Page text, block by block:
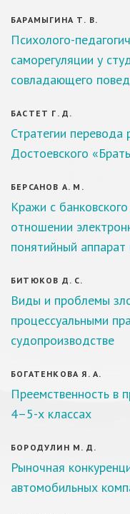
БАРАМЫГИНА Т. В.
Психолого-
саморегуляции у
совладающего
БАСТЕТ Г. Д.
Стратегии
Достоевского
БЕРСАНОВ А. М.
Кражи с
отношении
понятийный аппарат
БИТЮКОВ Д. С.
Виды и проблемы
процессуальными
судопроизводстве
БОГАТЕНКОВА Я. А.
Преемственность в
4–5-х классах
БОРОДУЛИН М. Д.
Рыночная
автомобильных